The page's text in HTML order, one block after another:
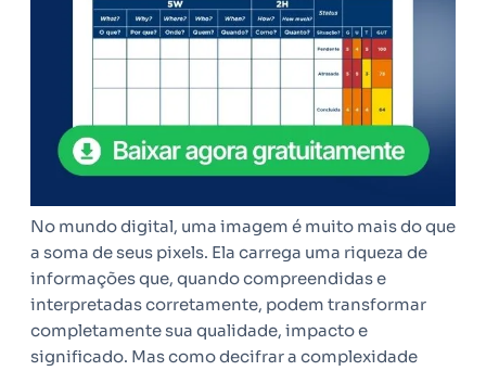
No mundo digital, uma imagem é muito mais do que
a soma de seus pixels. Ela carrega uma riqueza de
informações que, quando compreendidas e
interpretadas corretamente, podem transformar
completamente sua qualidade, impacto e
significado. Mas como decifrar a complexidade